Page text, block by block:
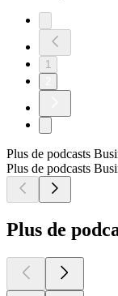
1
Plus de podcasts
Plus de podcasts
Plus de